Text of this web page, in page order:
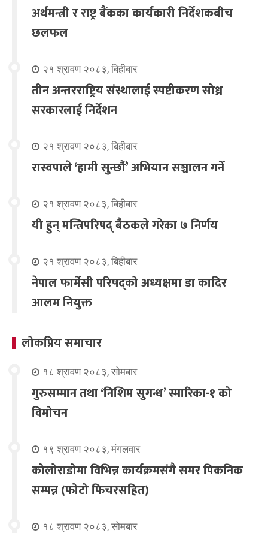
अर्थमन्त्री र राष्ट्र बैंकका कार्यकारी निर्देशकबीच
छलफल
२१ श्रावण २०८३, बिहीबार
तीन अन्तरराष्ट्रिय संस्थालाई स्पष्टीकरण सोध्न
सरकारलाई निर्देशन
२१ श्रावण २०८३, बिहीबार
रास्वपाले ‘हामी सुन्छौँ’ अभियान सञ्चालन गर्ने
२१ श्रावण २०८३, बिहीबार
यी हुन् मन्त्रिपरिषद् बैठकले गरेका ७ निर्णय
२१ श्रावण २०८३, बिहीबार
नेपाल फार्मेसी परिषद्को अध्यक्षमा डा कादिर
आलम नियुक्त
लोकप्रिय समाचार
१८ श्रावण २०८३, सोमबार
गुरुसम्मान तथा ‘निशिम सुगन्ध’ स्मारिका-१ को
विमोचन
१९ श्रावण २०८३, मंगलवार
कोलोराडोमा विभिन्न कार्यक्रमसंगै समर पिकनिक
सम्पन्न (फोटो फिचरसहित)
१८ श्रावण २०८३, सोमबार